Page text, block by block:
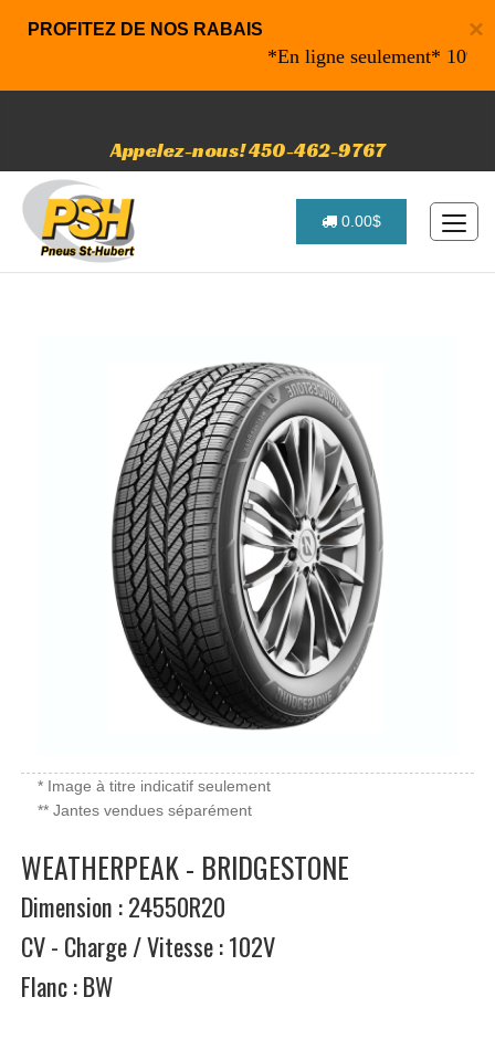
×
PROFITEZ DE NOS RABAIS
*En ligne seulement* 10% de
Appelez-nous! 450-462-9767
0.00$
* Image à titre indicatif seulement
** Jantes vendues séparément
WEATHERPEAK - BRIDGESTONE
Dimension : 24550R20
CV - Charge / Vitesse : 102V
Flanc : BW